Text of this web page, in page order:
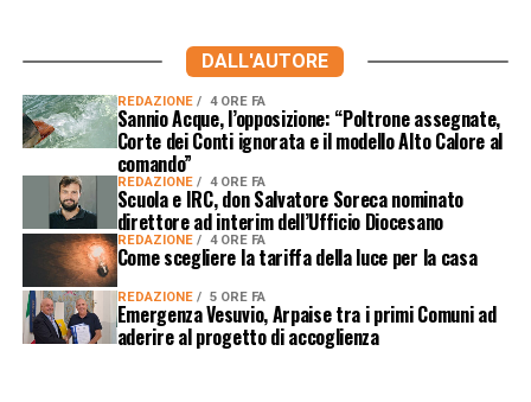
DALL'AUTORE
REDAZIONE 4 ORE FA
Sannio Acque, l’opposizione: “Poltrone assegnate,
Corte dei Conti ignorata e il modello Alto Calore al
comando”
REDAZIONE 4 ORE FA
Scuola e IRC, don Salvatore Soreca nominato
direttore ad interim dell’Ufficio Diocesano
REDAZIONE 4 ORE FA
Come scegliere la tariffa della luce per la casa
REDAZIONE 5 ORE FA
Emergenza Vesuvio, Arpaise tra i primi Comuni ad
aderire al progetto di accoglienza